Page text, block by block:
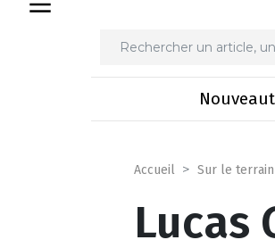
Accueil Sur le terrain
Lucas